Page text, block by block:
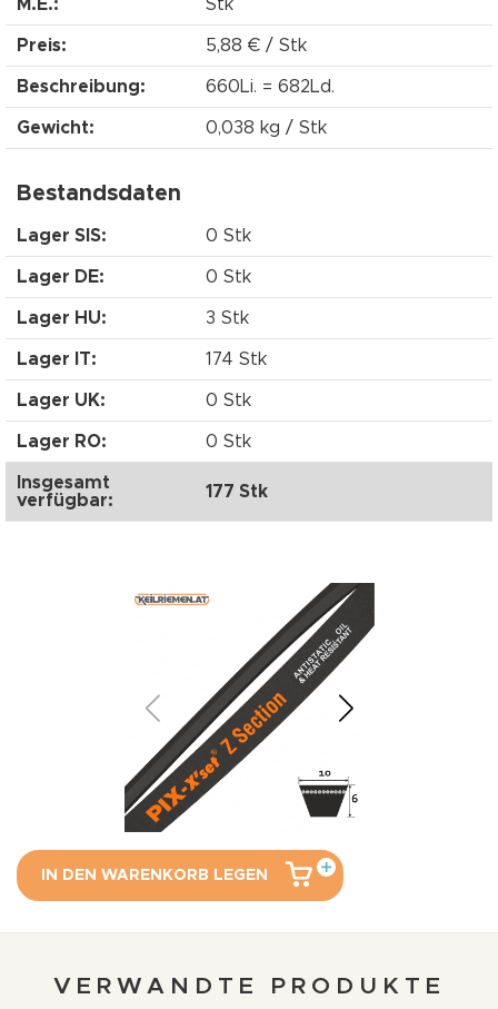
M.E.: Stk
Preis: 5,88 € / Stk
Beschreibung: 660Li. = 682Ld.
Gewicht: 0,038 kg / Stk
Bestandsdaten
Lager SIS: 0 Stk
Lager DE: 0 Stk
Lager HU: 3 Stk
Lager IT: 174 Stk
Lager UK: 0 Stk
Lager RO: 0 Stk
Insgesamt
verfügbar:
177 Stk
IN DEN WARENKORB LEGEN
VERWANDTE PRODUKTE